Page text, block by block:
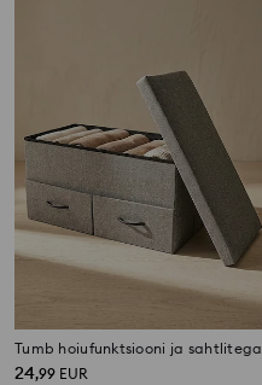
Tumb hoiufunktsiooni ja sahtlitega
24,99 EUR